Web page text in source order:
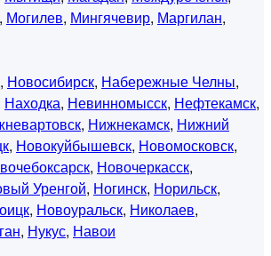
, Могилев, Мингячевир, Маргилан,
, Новосибирск, Набережные Челны,
Находка, Невинномысск, Нефтекамск,
, Нижнекамск, Нижний
, Новокуйбышевск, Новомосковск,
, Новочеркасск,
Уренгой, Ногинск, Норильск,
, Новоуральск, Николаев,
, Нукус, Навои